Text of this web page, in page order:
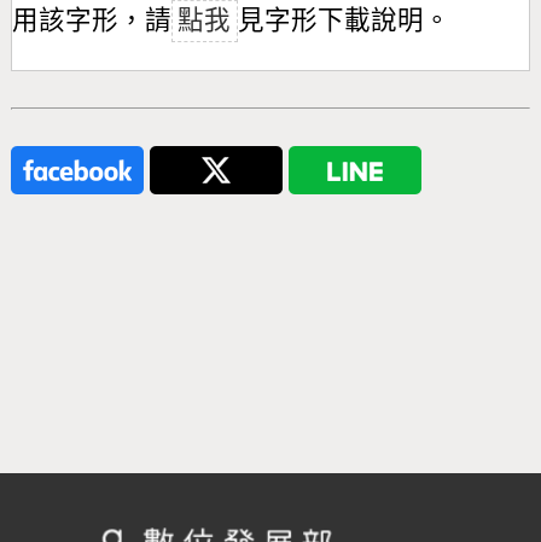
用該字形，請 點我 見字形下載說明。